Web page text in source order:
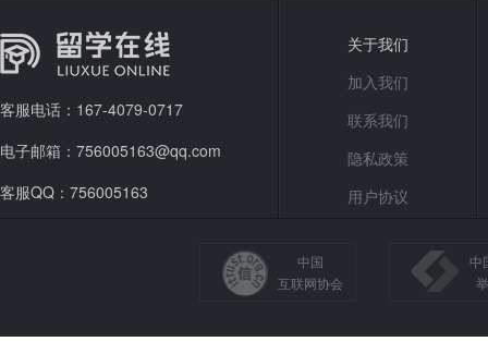
客服电话：167-4079-0717
电子邮箱：756005163@qq.com
客服QQ：756005163
关于我们
加入我们
联系我们
隐私政策
用户协议
中国
互联网协会
中